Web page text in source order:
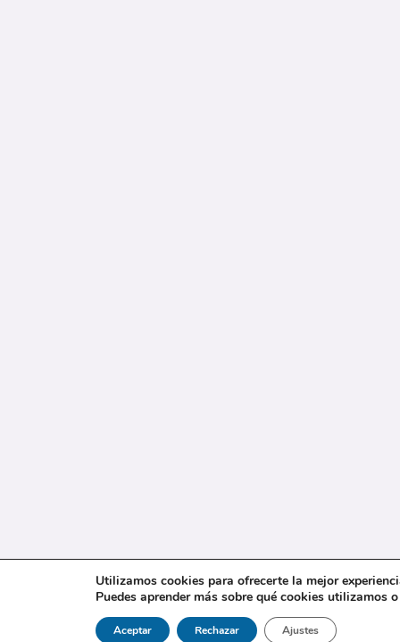
Utilizamos cookies para ofrecerte la mejor
Puedes aprender más sobre qué cookies utilizamos
Aceptar Rechazar Ajustes